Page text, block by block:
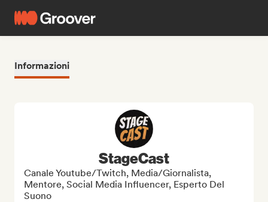
Informazioni
StageCast
Canale Youtube/Twitch, Media/Giornalista,
Mentore, Social Media Influencer, Esperto Del
Suono